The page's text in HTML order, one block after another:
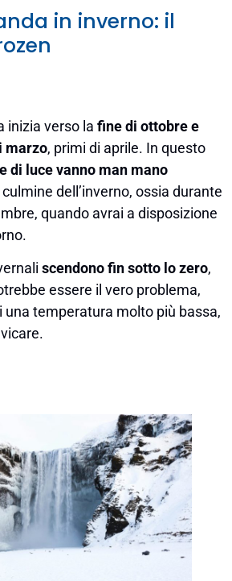
in inverno: il
inizia verso la fine di ottobre e
marzo, primi di aprile. In questo
di luce vanno man mano
dell’inverno, ossia durante
quando avrai a disposizione
scendono fin sotto lo zero,
essere il vero problema,
una temperatura molto più bassa,